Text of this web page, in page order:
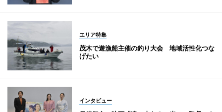
エリア特集
茂木で遊漁船主催の釣り大会 地域活性化つな
げたい
インタビュー